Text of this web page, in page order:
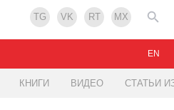
TG VK RT MX
КНИГИ ВИДЕО СТАТЬИ
EN